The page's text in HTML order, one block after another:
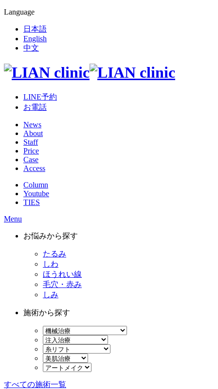
Language
日本語
English
中文
LINE予約
お電話
News
About
Staff
Price
Case
Access
Column
Youtube
TIES
Menu
お悩みから探す
たるみ
しわ
ほうれい線
毛穴・赤み
しみ
施術から探す
すべての施術一覧